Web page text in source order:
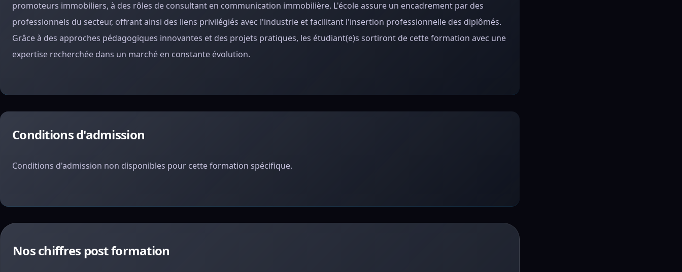
promoteurs immobiliers, à des rôles de consultant en communication immobilière. L'école assure un encadrement par des
professionnels du secteur, offrant ainsi des liens privilégiés avec l'industrie et facilitant l'insertion professionnelle des diplômés.
Grâce à des approches pédagogiques innovantes et des projets pratiques, les étudiant(e)s sortiront de cette formation avec une
expertise recherchée dans un marché en constante évolution.
Conditions d'admission
Conditions d'admission non disponibles pour cette formation spécifique.
Nos chiffres post formation